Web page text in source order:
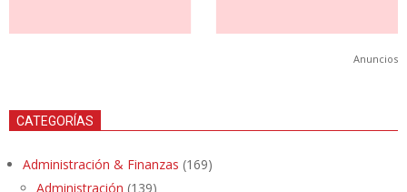
Anuncios
CATEGORÍAS
Administración & Finanzas (169)
Administración (139)